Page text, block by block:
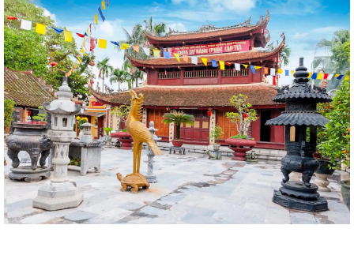
Kế hoạch 254 triển khai thực hiện Nghị định số 142/2026/NĐ-CP của
Chính phủ quy định chi tiết một...
Kỳ họp thứ Năm HĐND xã Tuệ Tĩnh khóa II xem xét nhiều nội dung
quan trọng về phát triển kinh tế -...
Xã Tuệ Tĩnh triển khai rà soát, đánh giá thành viên hộ nghèo, hộ cận
nghèo theo Nghị quyết số...
Xã Tuệ Tĩnh tổ chức các đoàn thăm, tặng quà Mẹ Việt Nam Anh hùng,
người có công và thân nhân liệt...
Kế hoạch 214/KH-UBND Triển khai thực hiện Quyết định số 350/QĐ-
TTg ngày 26/02/2026 của Thủ tướng...